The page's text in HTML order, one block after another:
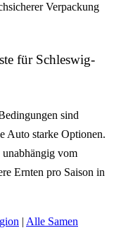
Verpackung
für Schleswig-
sind
Auto starke Optionen.
vom
Ernten pro Saison in
| Alle Samen